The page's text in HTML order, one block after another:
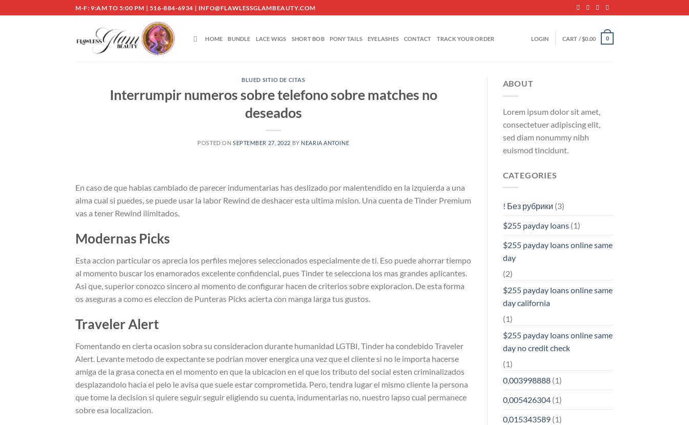
to
M-F: 9:AM TO 5:00 PM | 516-884-6934 | INFO@FLAWLESSGLAMBEAUTY.COM
HOME BUNDLE LACE WIGS SHORT BOB PONY TAILS EYELASHES CONTACT TRACK YOUR ORDER LOGIN CART /$0.00 0
BLUED SITIO DE CITAS
Interrumpir numeros sobre telefono sobre matches no
deseados
POSTED ON SEPTEMBER 27, 2022 BY NEARIA ANTOINE
En caso de que habias cambiado de parecer indumentarias has deslizado por malentendido en la izquierda a una
alma cual si puedes, se puede usar la labor Rewind de deshacer esta ultima mision. Una cuenta de Tinder Premium
vas a tener Rewind ilimitados.
Modernas Picks
Esta accion particular os aprecia los perfiles mejores seleccionados especialmente de ti. Eso puede ahorrar tiempo
al momento buscar los enamorados excelente confidencial, pues Tinder te selecciona los mas grandes aplicantes.
Asi que, superior conozco sincero al momento de configurar hacen de criterios sobre exploracion. De esta forma
os aseguras a como es eleccion de Punteras Picks acierta con manga larga tus gustos.
Traveler Alert
Fomentando en cierta ocasion sobra su consideracion durante humanidad LGTBI, Tinder ha condebido Traveler
Alert. Levante metodo de expectante se podri­an mover energica una vez que el cliente si no le importa hacerse
amiga de la grasa conecta en el momento en que la ubicacion en el que los tributo del social esten criminalizados
desplazandolo hacia el pelo le avisa que suele estar comprometida. Pero, tendra lugar el mismo cliente la persona
que tome la decision si quiere seguir seguir eligiendo su cuenta, indumentarias no, nuestro lapso cual permanece
sobre esa localizacion.
ABOUT
Lorem ipsum dolor sit amet,
consectetuer adipiscing elit,
sed diam nonummy nibh
euismod tincidunt.
CATEGORIES
! Без рубрики (3)
$255 payday loans(1)
$255 payday loans online same
day
(2)
$255 payday loans online same
day california
(1)
$255 payday loans online same
day no credit check
(1)
0,003998888(1)
0,005426304(1)
0,015343589(1)